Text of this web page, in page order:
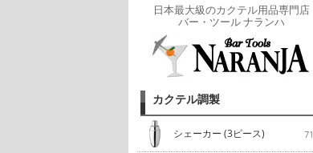
日本最大級のカクテル用品専門店
バー・ツール ナランハ
カクテル調製
シェーカー (3ピース) 71